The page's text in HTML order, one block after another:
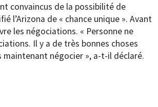
convaincus de la possibilité de
l’Arizona de « chance unique ». Avant
les négociations. « Personne ne
Il y a de très bonnes choses
maintenant négocier », a-t-il déclaré.